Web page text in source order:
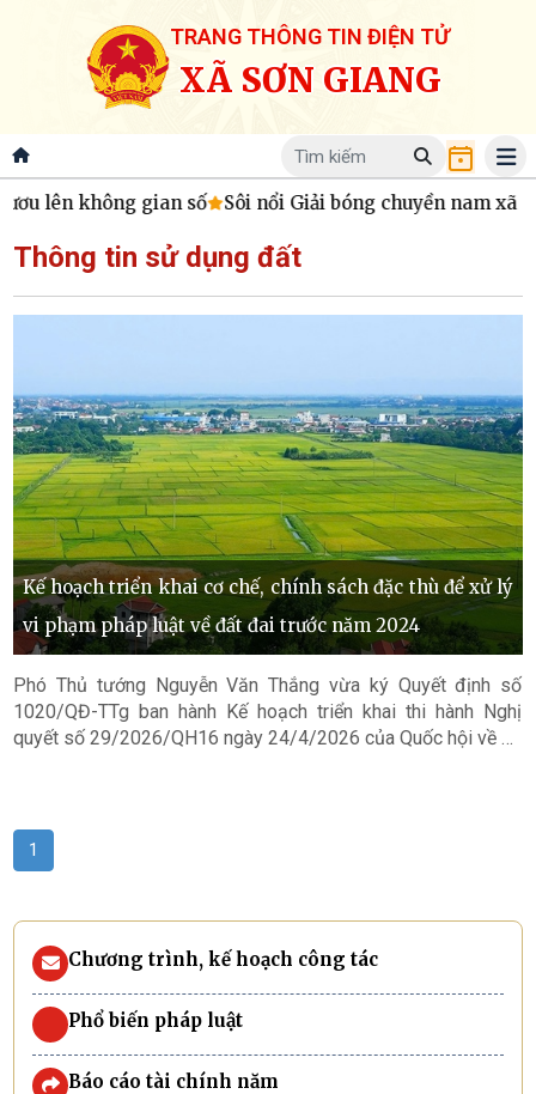
TRANG THÔNG TIN ĐIỆN TỬ
XÃ SƠN GIANG
lên không gian số Sôi nổi Giải bóng chuyền nam xã
Thông tin sử dụng đất
Kế hoạch triển khai cơ chế, chính sách đặc thù để xử lý
vi phạm pháp luật về đất đai trước năm 2024
Phó Thủ tướng Nguyễn Văn Thắng vừa ký Quyết định số
1020/QĐ-TTg ban hành Kế hoạch triển khai thi hành Nghị
quyết số 29/2026/QH16 ngày 24/4/2026 của Quốc hội về cơ
tồn đọng, kéo dài
1
Chương trình, kế hoạch công tác
Phổ biến pháp luật
Báo cáo tài chính năm